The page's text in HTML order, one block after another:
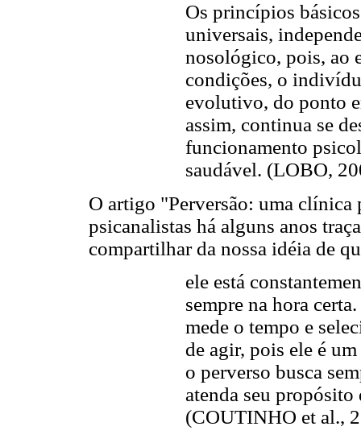
Os princípios
universais,
nosológico, pois, ao
condições, o
evolutivo, do ponto
assim, continua se
funcionamento
saudável. (LOBO,
O artigo "Perversão: uma
psicanalistas há alguns anos
compartilhar da nossa idéia de
ele está
sempre na hora
mede o tempo e
de agir, pois ele é
o perverso busca
atenda seu
(COUTINHO et al.,